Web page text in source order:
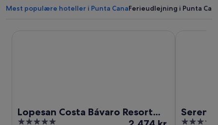
Mest populære hoteller i Punta CanaFerieudlejning i Punta
Lopesan Costa Bávaro Resort
5
Prisen
4.5